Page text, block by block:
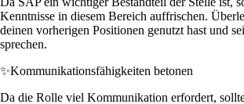
Kenntnisse in diesem Bereich auffrischen.
deinen vorherigen Positionen genutzt hast und
sprechen.
✨Kommunikationsfähigkeiten betonen
Da die Rolle viel Kommunikation erfordert,